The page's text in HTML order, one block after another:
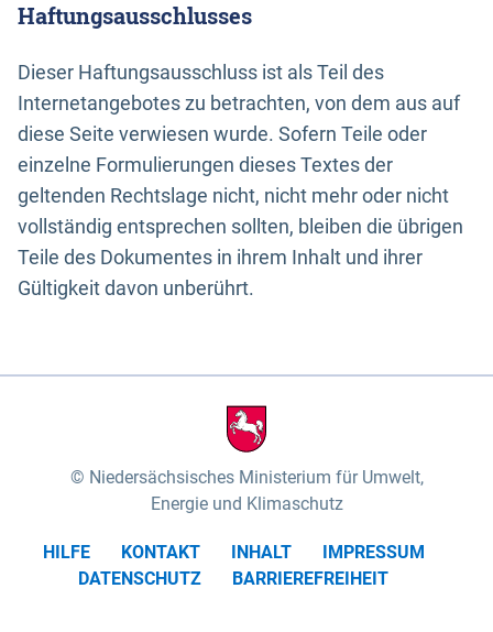
Haftungsausschlusses
Dieser Haftungsausschluss ist als Teil des
Internetangebotes zu betrachten, von dem aus auf
diese Seite verwiesen wurde. Sofern Teile oder
einzelne Formulierungen dieses Textes der
geltenden Rechtslage nicht, nicht mehr oder nicht
vollständig entsprechen sollten, bleiben die übrigen
Teile des Dokumentes in ihrem Inhalt und ihrer
Gültigkeit davon unberührt.
Niedersächsisches Ministerium für Umwelt,
Energie und Klimaschutz
HILFE KONTAKT INHALT
IMPRESSUM
DATENSCHUTZ
BARRIEREFREIHEIT